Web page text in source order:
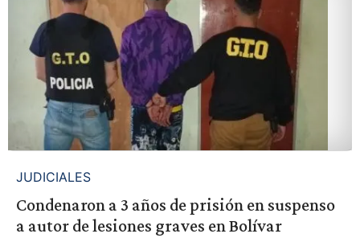
JUDICIALES
Condenaron a 3 años de prisión en suspenso
a autor de lesiones graves en Bolívar